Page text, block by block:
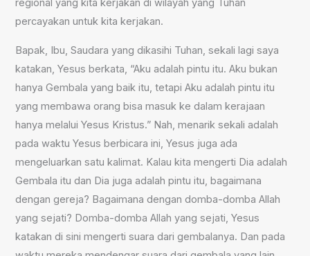
regional yang kita kerjakan di wilayah yang Tuhan
percayakan untuk kita kerjakan.
Bapak, Ibu, Saudara yang dikasihi Tuhan, sekali lagi saya
katakan, Yesus berkata, “Aku adalah pintu itu. Aku bukan
hanya Gembala yang baik itu, tetapi Aku adalah pintu itu
yang membawa orang bisa masuk ke dalam kerajaan
hanya melalui Yesus Kristus.” Nah, menarik sekali adalah
pada waktu Yesus berbicara ini, Yesus juga ada
mengeluarkan satu kalimat. Kalau kita mengerti Dia adalah
Gembala itu dan Dia juga adalah pintu itu, bagaimana
dengan gereja? Bagaimana dengan domba-domba Allah
yang sejati? Domba-domba Allah yang sejati, Yesus
katakan di sini mengerti suara dari gembalanya. Dan pada